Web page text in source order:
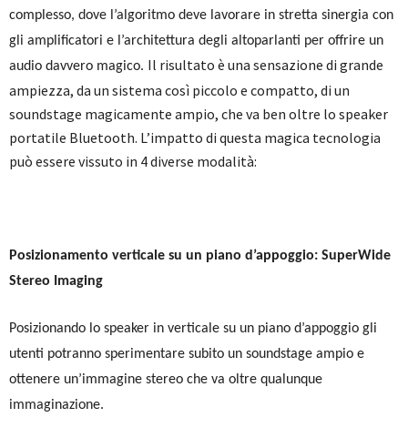
complesso, dove l’algoritmo deve lavorare in stretta sinergia con
gli amplificatori e l’architettura degli altoparlanti per offrire un
audio davvero magico. Il risultato è una sensazione di grande
ampiezza, da un sistema così piccolo e compatto, di un
soundstage magicamente ampio, che va ben oltre lo speaker
portatile Bluetooth. L’impatto di questa magica tecnologia
può essere vissuto in 4 diverse modalità:
Posizionamento verticale su un piano d’appoggio: SuperWide
Stereo Imaging
Posizionando lo speaker in verticale su un piano d’appoggio gli
utenti potranno sperimentare subito un soundstage ampio e
ottenere un’immagine stereo che va oltre qualunque
immaginazione.